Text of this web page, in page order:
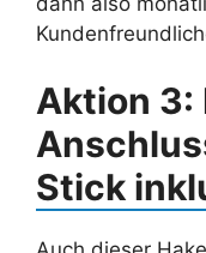
Aktion 3:
Stick